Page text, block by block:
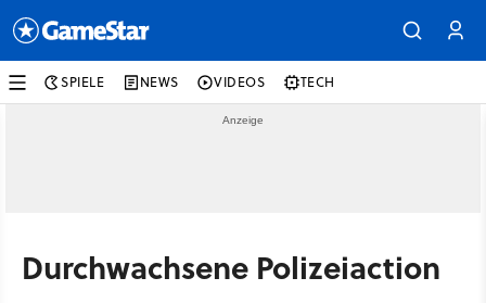
SPIELE NEWS VIDEOS TECH
Durchwachsene Polizeiaction